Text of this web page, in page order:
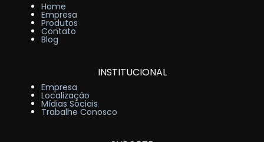
Home
Empresa
Produtos
Contato
Blog
INSTITUCIONAL
Empresa
Localização
Mídias Sociais
Trabalhe Conosco